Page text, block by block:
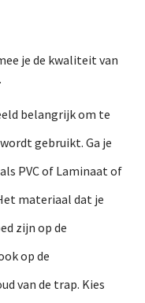
je de kwaliteit van
belangrijk om te
gebruikt. Ga je
PVC of Laminaat of
materiaal dat je
zijn op de
op de
van de trap. Kies